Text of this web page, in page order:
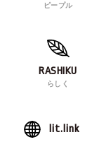
ピープル
RASHIKU
らしく
lit.link